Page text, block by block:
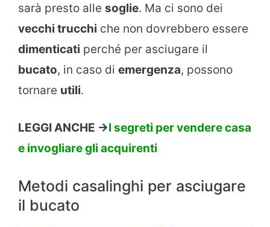
sarà presto alle soglie. Ma ci sono dei
vecchi trucchi che non dovrebbero essere
dimenticati perché per asciugare il
bucato, in caso di emergenza, possono
tornare utili.
LEGGI ANCHE ->I segreti per vendere casa
e invogliare gli acquirenti
Metodi casalinghi per asciugare
il bucato